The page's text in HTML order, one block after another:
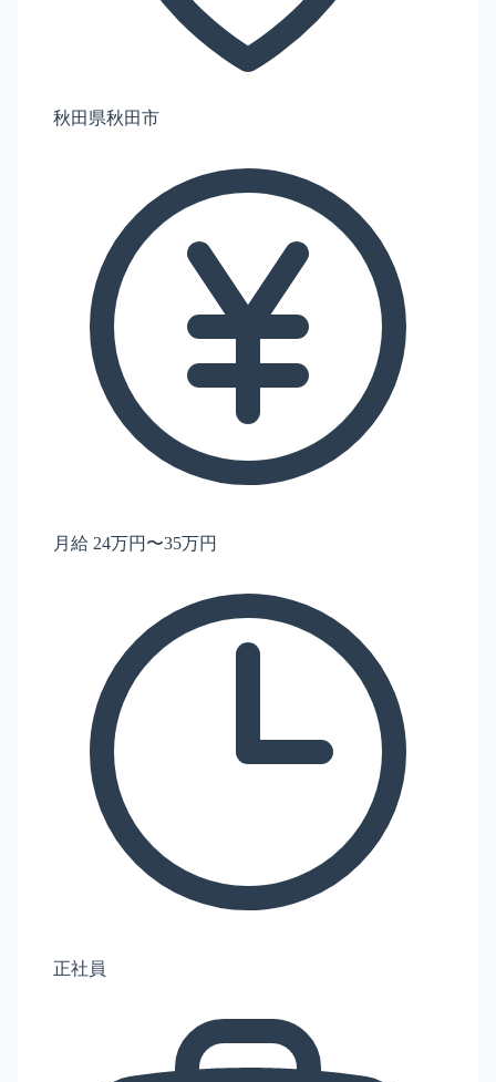
秋田県秋田市
月給 24万円〜35万円
正社員